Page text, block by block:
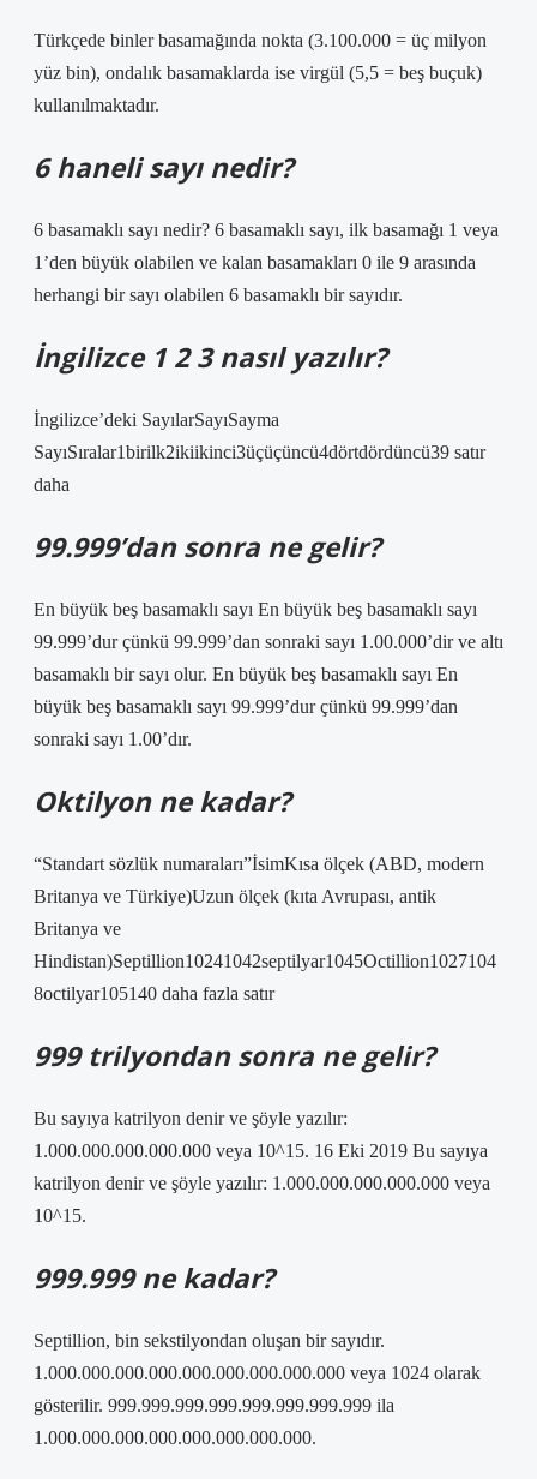
Türkçede binler basamağında nokta (3.100.000 = üç milyon
yüz bin), ondalık basamaklarda ise virgül (5,5 = beş buçuk)
kullanılmaktadır.
6 haneli sayı nedir?
6 basamaklı sayı nedir? 6 basamaklı sayı, ilk basamağı 1 veya
1’den büyük olabilen ve kalan basamakları 0 ile 9 arasında
herhangi bir sayı olabilen 6 basamaklı bir sayıdır.
İngilizce 1 2 3 nasıl yazılır?
İngilizce’deki SayılarSayıSayma
SayıSıralar1birilk2ikiikinci3üçüçüncü4dörtdördüncü39 satır
daha
99.999’dan sonra ne gelir?
En büyük beş basamaklı sayı En büyük beş basamaklı sayı
99.999’dur çünkü 99.999’dan sonraki sayı 1.00.000’dir ve altı
basamaklı bir sayı olur. En büyük beş basamaklı sayı En
büyük beş basamaklı sayı 99.999’dur çünkü 99.999’dan
sonraki sayı 1.00’dır.
Oktilyon ne kadar?
“Standart sözlük numaraları”İsimKısa ölçek (ABD, modern
Britanya ve Türkiye)Uzun ölçek (kıta Avrupası, antik
Britanya ve
Hindistan)Septillion10241042septilyar1045Octillion1027104
8octilyar105140 daha fazla satır
999 trilyondan sonra ne gelir?
Bu sayıya katrilyon denir ve şöyle yazılır:
1.000.000.000.000.000 veya 10^15. 16 Eki 2019 Bu sayıya
katrilyon denir ve şöyle yazılır: 1.000.000.000.000.000 veya
10^15.
999.999 ne kadar?
Septillion, bin sekstilyondan oluşan bir sayıdır.
1.000.000.000.000.000.000.000.000.000 veya 1024 olarak
gösterilir. 999.999.999.999.999.999.999.999 ila
1.000.000.000.000.000.000.000.000.